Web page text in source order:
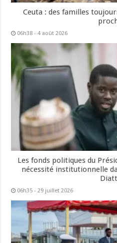
Ceuta : des familles
06h38 - 4 août 2026
Les fonds politiques du
nécessité institutionnelle
06h35 - 29 juillet 2026